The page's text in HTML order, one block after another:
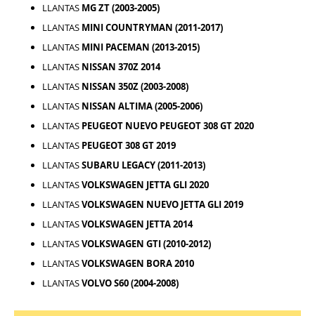
LLANTAS MG ZT (2003-2005)
LLANTAS MINI COUNTRYMAN (2011-2017)
LLANTAS MINI PACEMAN (2013-2015)
LLANTAS NISSAN 370Z 2014
LLANTAS NISSAN 350Z (2003-2008)
LLANTAS NISSAN ALTIMA (2005-2006)
LLANTAS PEUGEOT NUEVO PEUGEOT 308 GT 2020
LLANTAS PEUGEOT 308 GT 2019
LLANTASSUBARU LEGACY (2011-2013)
LLANTASVOLKSWAGEN JETTA GLI 2020
LLANTASVOLKSWAGEN NUEVO JETTA GLI 2019
LLANTASVOLKSWAGEN JETTA 2014
LLANTASVOLKSWAGEN GTI (2010-2012)
LLANTASVOLKSWAGEN BORA 2010
LLANTASVOLVO S60 (2004-2008)